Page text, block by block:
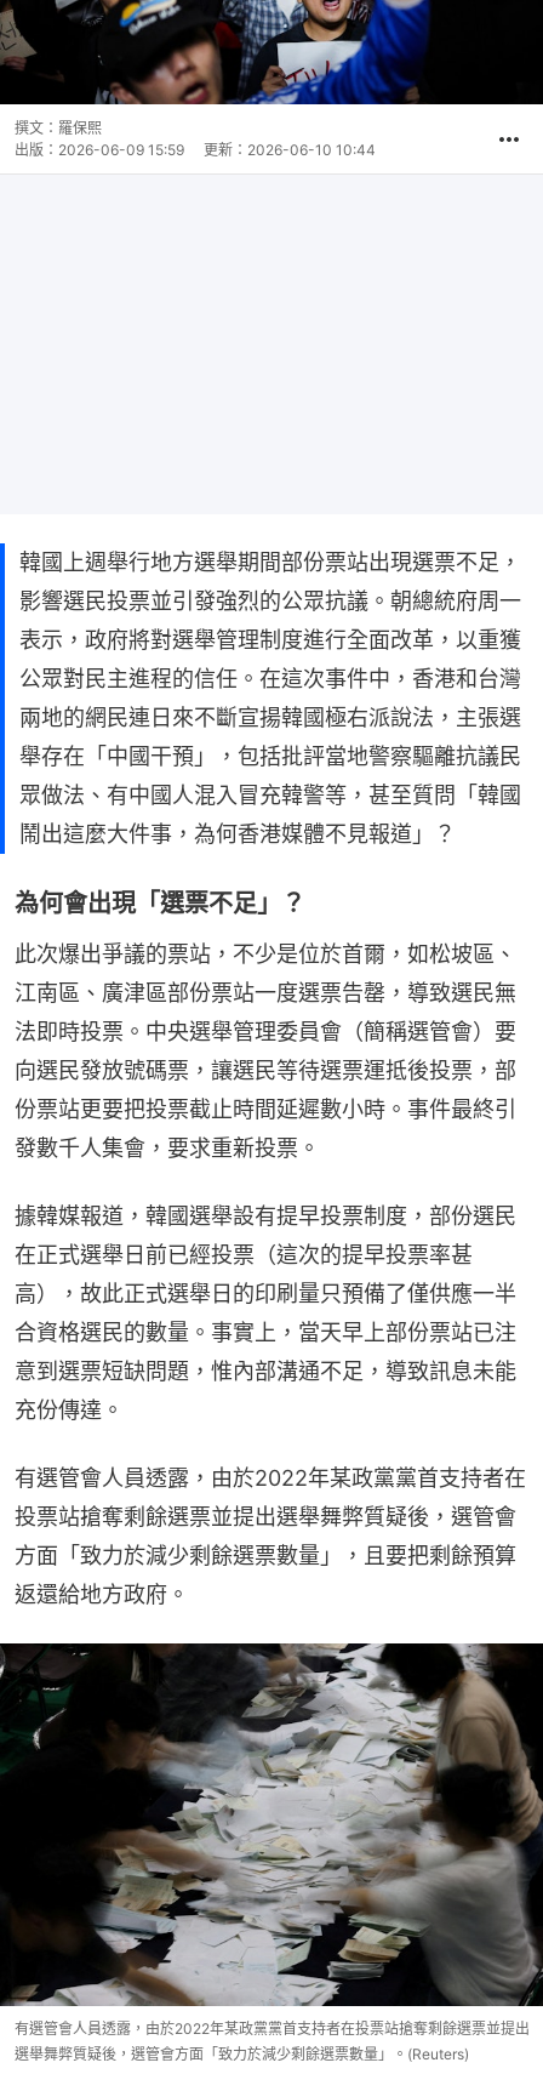
撰文： 羅保熙
出版： 2026-06-09 15:59 更新： 2026-06-10 10:44
韓國上週舉行地方選舉期間部份票站出現選票不足，
影響選民投票並引發強烈的公眾抗議。朝總統府周一
表示，政府將對選舉管理制度進行全面改革，以重獲
公眾對民主進程的信任。在這次事件中，香港和台灣
兩地的網民連日來不斷宣揚韓國極右派說法，主張選
舉存在「中國干預」，包括批評當地警察驅離抗議民
眾做法、有中國人混入冒充韓警等，甚至質問「韓國
鬧出這麼大件事，為何香港媒體不見報道」？
為何會出現「選票不足」？
此次爆出爭議的票站，不少是位於首爾，如松坡區、
江南區、廣津區部份票站一度選票告罄，導致選民無
法即時投票。中央選舉管理委員會（簡稱選管會）要
向選民發放號碼票，讓選民等待選票運抵後投票，部
份票站更要把投票截止時間延遲數小時。事件最終引
發數千人集會，要求重新投票。
據韓媒報道，韓國選舉設有提早投票制度，部份選民
在正式選舉日前已經投票（這次的提早投票率甚
高），故此正式選舉日的印刷量只預備了僅供應一半
合資格選民的數量。事實上，當天早上部份票站已注
意到選票短缺問題，惟內部溝通不足，導致訊息未能
充份傳達。
有選管會人員透露，由於2022年某政黨黨首支持者在
投票站搶奪剩餘選票並提出選舉舞弊質疑後，選管會
方面「致力於減少剩餘選票數量」，且要把剩餘預算
返還給地方政府。
有選管會人員透露，由於2022年某政黨黨首支持者在投票站搶奪剩餘選票並提出
選舉舞弊質疑後，選管會方面「致力於減少剩餘選票數量」。(Reuters)